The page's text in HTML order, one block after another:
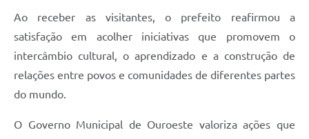
Ao receber as visitantes, o prefeito reafirmou a
satisfação em acolher iniciativas que promovem o
intercâmbio cultural, o aprendizado e a construção de
relações entre povos e comunidades de diferentes partes
do mundo.
O Governo Municipal de Ouroeste valoriza ações que